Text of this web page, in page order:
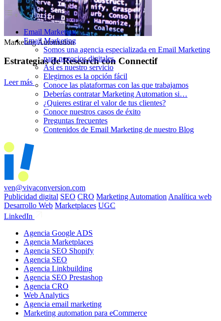
Marketing Automation
Estrategias de Research con Connectif
Leer más
Email Marketing
Email Marketing
Somos una agencia especializada en Email Marketing
para negocios digitales.
Así es nuestro servicio
Elegirnos es la opción fácil
Conoce las plataformas con las que trabajamos
Deberías contratar Marketing Automation si…
¿Quieres estirar el valor de tus clientes?
Conoce nuestros casos de éxito
Preguntas frecuentes
Contenidos de Email Marketing de nuestro Blog
ven@vivaconversion.com
Publicidad digital SEO CRO Marketing Automation Analítica web
Desarrollo Web Marketplaces UGC
LinkedIn
Agencia Google ADS
Agencia Marketplaces
Agencia SEO Shopify
Agencia SEO
Agencia Linkbuilding
Agencia SEO Prestashop
Agencia CRO
Web Analytics
Agencia email marketing
Marketing automation para eCommerce